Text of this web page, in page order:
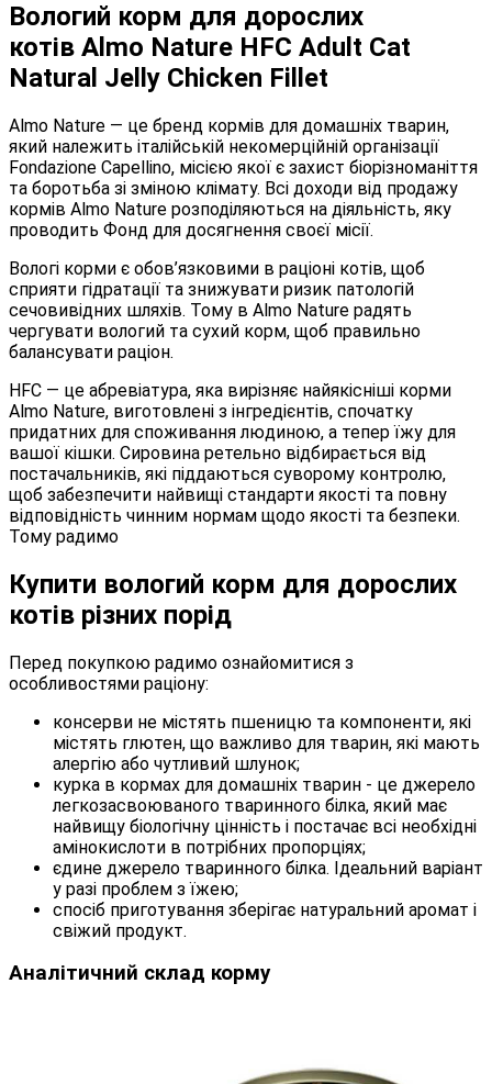
Вологий корм для дорослих
котів Almo Nature HFC Adult Cat
Natural Jelly Chicken Fillet
Almo Nature — це бренд кормів для домашніх тварин,
який належить італійській некомерційній організації
Fondazione Capellino, місією якої є захист біорізноманіття
та боротьба зі зміною клімату. Всі доходи від продажу
кормів Almo Nature розподіляються на діяльність, яку
проводить Фонд для досягнення своєї місії.
Вологі корми є обов’язковими в раціоні котів, щоб
сприяти гідратації та знижувати ризик патологій
сечовивідних шляхів. Тому в Almo Nature радять
чергувати вологий та сухий корм, щоб правильно
балансувати раціон.
HFC — це абревіатура, яка вирізняє найякісніші корми
Almo Nature, виготовлені з інгредієнтів, спочатку
придатних для споживання людиною, а тепер їжу для
вашої кішки. Сировина ретельно відбирається від
постачальників, які піддаються суворому контролю,
щоб забезпечити найвищі стандарти якості та повну
відповідність чинним нормам щодо якості та безпеки.
Тому радимо
Купити вологий корм для дорослих
котів різних порід
Перед покупкою радимо ознайомитися з
особливостями раціону:
консерви не містять пшеницю та компоненти, які
містять глютен, що важливо для тварин, які мають
алергію або чутливий шлунок;
курка в кормах для домашніх тварин - це джерело
легкозасвоюваного тваринного білка, який має
найвищу біологічну цінність і постачає всі необхідні
амінокислоти в потрібних пропорціях;
єдине джерело тваринного білка. Ідеальний варіант
у разі проблем з їжею;
спосіб приготування зберігає натуральний аромат і
свіжий продукт.
Аналітичний склад корму